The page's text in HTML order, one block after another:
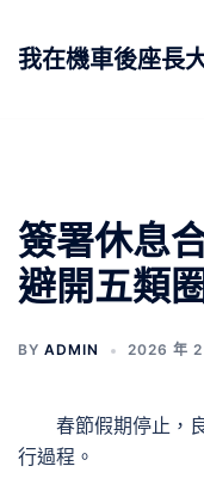
我在機車後座長
簽署休息
避開五類
BY ADMIN 2026 年 2
春節假期停止，
行過程。